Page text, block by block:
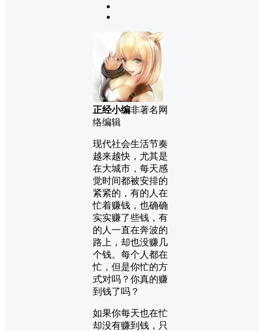
正经小编非著名网
络编辑
现代社会生活节奏
越来越快，尤其是
在大城市，每天感
觉时间都被安排的
紧紧的，有的人在
忙着赚钱，也确确
实实赚了些钱，有
的人一直在奔波的
路上，却也没赚几
个钱。每个人都在
忙，但是你忙的方
式对吗？你真的赚
到钱了吗？
如果你每天也在忙
却没有赚到钱，只